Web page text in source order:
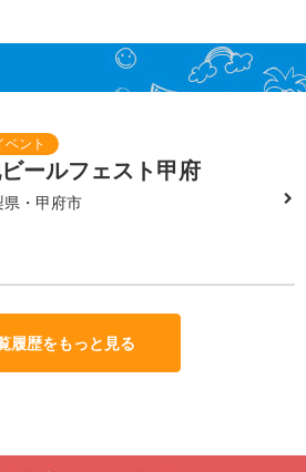
ールフェスト甲府
県・甲府市
履歴をもっと見る